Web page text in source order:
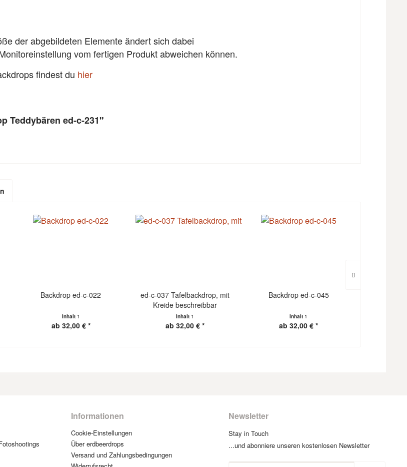
der abgebildeten Elemente ändert sich dabei
vom fertigen Produkt abweichen können.
findest du hier
Teddybären ed-c-231"
Backdrop ed-c-022
Inhalt 1
ab 32,00 € *
ed-c-037 Tafelbackdrop, mit
Kreide beschreibbar
Inhalt 1
ab 32,00 € *
Backdrop ed-c-045
Inhalt 1
ab 32,00 € *
Informationen
Cookie-Einstellungen
Über erdbeerdrops
Versand und Zahlungsbedingungen
Newsletter
Stay in Touch
...und abonniere unseren kostenlosen Newsletter